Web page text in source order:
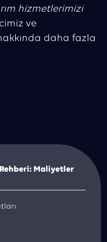
hizmetlerimizi
ve
daha fazla
Maliyetler